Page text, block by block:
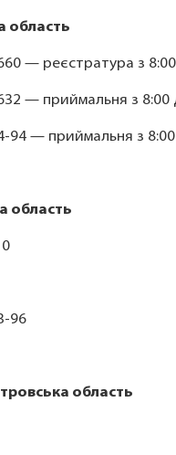
область
— реєстратура з
— приймальня з 8:00
94 — приймальня з
область
96
область